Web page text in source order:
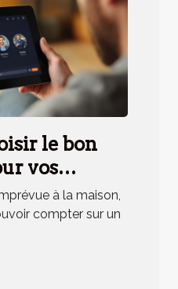
le bon
vos
?
à la maison,
compter sur un